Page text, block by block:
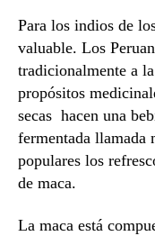
Para los indios de
valuable. Los
tradicionalmente a
propósitos
secas hacen una
fermentada llamada
populares los
de maca.
La maca está